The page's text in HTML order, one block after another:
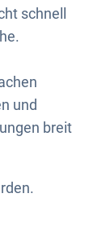
schnell
und
breit